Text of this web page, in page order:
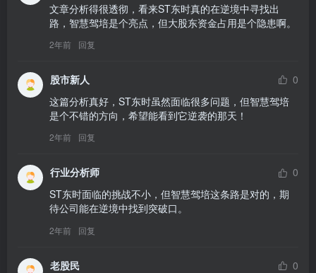
文章分析得很透彻，看来ST东时真的在逆境中寻找出
路，智慧驾培是个亮点，但大股东资金占用是个隐患啊。
2年前 回复
股市新人
0
这篇分析真好，ST东时虽然面临很多问题，但智慧驾培
是个不错的方向，希望能看到它逆袭的那天！
2年前 回复
行业分析师
0
ST东时面临的挑战不小，但智慧驾培这条路是对的，期
待公司能在逆境中找到突破口。
2年前 回复
老股民
0